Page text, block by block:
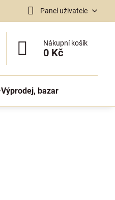
Panel uživatele
Nákupní košík
0 Kč
Výprodej, bazar